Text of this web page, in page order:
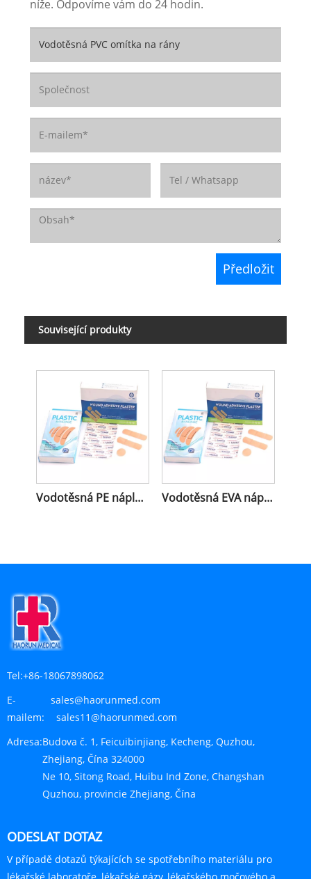
níže. Odpovíme vám do 24 hodin.
Související produkty
Vodotěsná PE náplast na rány Vodotěsná EVA náplast na rány
Tel:+86-18067898062
E-
mailem:
sales@haorunmed.com
sales11@haorunmed.com
Adresa:Budova č. 1, Feicuibinjiang, Kecheng, Quzhou,
Zhejiang, Čína 324000
Ne 10, Sitong Road, Huibu Ind Zone, Changshan
Quzhou, provincie Zhejiang, Čína
ODESLAT DOTAZ
V případě dotazů týkajících se spotřebního materiálu pro